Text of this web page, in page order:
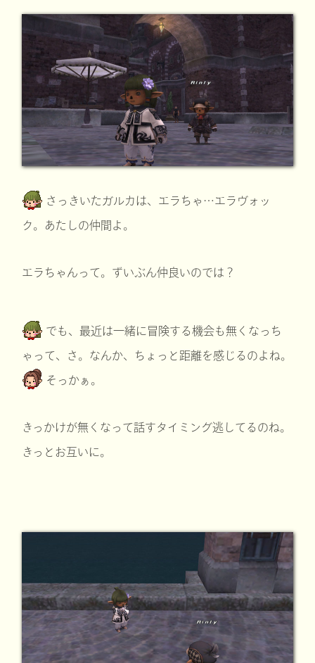
さっきいたガルカは、エラちゃ…エラヴォッ
ク。あたしの仲間よ。
エラちゃんって。ずいぶん仲良いのでは？
でも、最近は一緒に冒険する機会も無くなっち
ゃって、さ。なんか、ちょっと距離を感じるのよね。
そっかぁ。
きっかけが無くなって話すタイミング逃してるのね。
きっとお互いに。